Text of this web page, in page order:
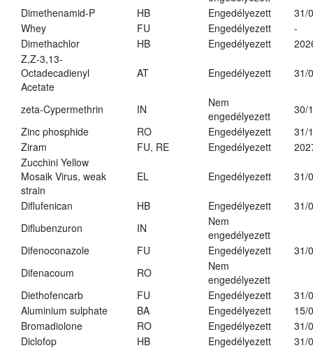
Dimethenamid-P
HB Engedélyezett
31/
Whey
FU Engedélyezett
-
Dimethachlor
HB Engedélyezett
Z,Z-3,13-
Octadecadienyl
Acetate
AT Engedélyezett 31/
zeta-Cypermethrin IN
Nem
engedélyezett
30/
Zinc phosphide
RO Engedélyezett
31/
Ziram
FU, RE Engedélyezett
Zucchini Yellow
Mosaik Virus, weak
strain
EL Engedélyezett 31/
Diflufenican HB Engedélyezett
31/
Diflubenzuron
IN
Nem
engedélyezett
Difenoconazole
FU Engedélyezett
31/
Difenacoum
RO
Nem
engedélyezett
Diethofencarb
FU Engedélyezett
31/
Aluminium sulphate
BA Engedélyezett
15/
Bromadiolone
RO Engedélyezett
31/
Diclofop
HB Engedélyezett
31/